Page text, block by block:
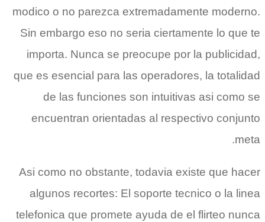
modico o no parezca extremadamente moderno.
Sin embargo eso no seri­a ciertamente lo que te
importa. Nunca se preocupe por la publicidad,
que es esencial para las operadores, la totalidad
de las funciones son intuitivas asi­ como se
encuentran orientadas al respectivo conjunto
meta.
Asi­ como no obstante, todavia existe que hacer
algunos recortes: El soporte tecnico o la linea
telefonica que promete ayuda de el flirteo nunca